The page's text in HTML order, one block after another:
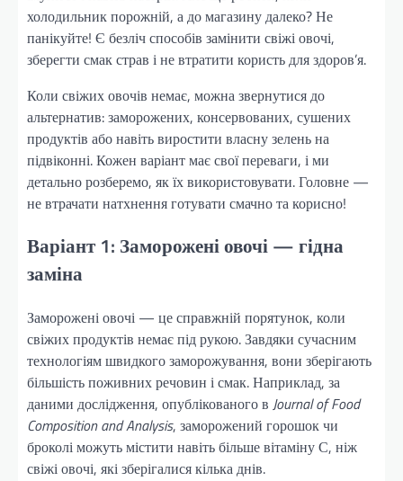
холодильник порожній, а до магазину далеко? Не
панікуйте! Є безліч способів замінити свіжі овочі,
зберегти смак страв і не втратити користь для здоров’я.
Коли свіжих овочів немає, можна звернутися до
альтернатив: заморожених, консервованих, сушених
продуктів або навіть виростити власну зелень на
підвіконні. Кожен варіант має свої переваги, і ми
детально розберемо, як їх використовувати. Головне —
не втрачати натхнення готувати смачно та корисно!
Варіант 1: Заморожені овочі — гідна
заміна
Заморожені овочі — це справжній порятунок, коли
свіжих продуктів немає під рукою. Завдяки сучасним
технологіям швидкого заморожування, вони зберігають
більшість поживних речовин і смак. Наприклад, за
даними дослідження, опублікованого в Journal of Food
Composition and Analysis, заморожений горошок чи
броколі можуть містити навіть більше вітаміну С, ніж
свіжі овочі, які зберігалися кілька днів.